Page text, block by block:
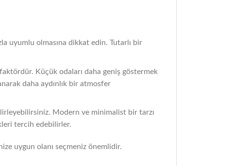
uyumlu olmasına dikkat edin. Tutarlı bir
Küçük odaları daha geniş göstermek
daha aydınlık bir atmosfer
Modern ve minimalist bir tarzı
tercih edebilirler.
uygun olanı seçmeniz önemlidir.